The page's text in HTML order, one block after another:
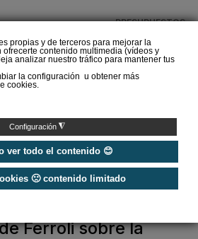
propias y de terceros para mejorar la
contenido multimedia (vídeos y
analizar nuestro tráfico para mantener tus
la configuración u obtener más
cookies.
Configuración ◮
ver todo el contenido 😊
🙁 contenido limitado
PRESUPUESTOS
Amperio (Episodio 3)
Ferroli sobre la